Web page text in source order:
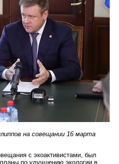
на совещании 16 марта
с экоактивистами, был
по улучшению экологии в